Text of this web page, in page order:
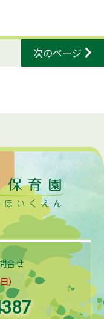
次のページ
合せ
）